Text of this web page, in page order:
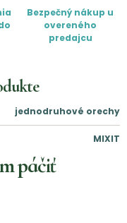
Bezpečný nákup u
overeného
predajcu
jednodruhové orechy
MIXIT
páčiť